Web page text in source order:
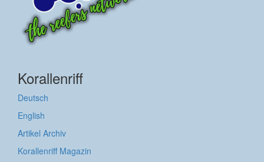
Korallenriff
Deutsch
English
Artikel Archiv
Korallenriff Magazin